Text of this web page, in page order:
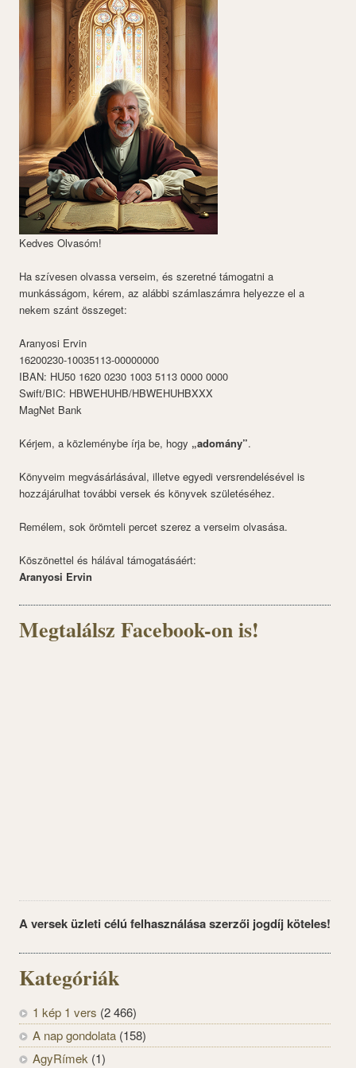
Kedves Olvasóm!
Ha szívesen olvassa verseim, és szeretné támogatni a
munkásságom, kérem, az alábbi számlaszámra helyezze el a
nekem szánt összeget:
Aranyosi Ervin
16200230-10035113-00000000
IBAN: HU50 1620 0230 1003 5113 0000 0000
Swift/BIC: HBWEHUHB/HBWEHUHBXXX
MagNet Bank
Kérjem, a közleménybe írja be, hogy „adomány”.
Könyveim megvásárlásával, illetve egyedi versrendelésével is
hozzájárulhat további versek és könyvek születéséhez.
Remélem, sok örömteli percet szerez a verseim olvasása.
Köszönettel és hálával támogatásáért:
Aranyosi Ervin
Megtalálsz Facebook-on is!
A versek üzleti célú felhasználása szerzői jogdíj köteles!
Kategóriák
1 kép 1 vers (2 466)
A nap gondolata (158)
AgyRímek (1)